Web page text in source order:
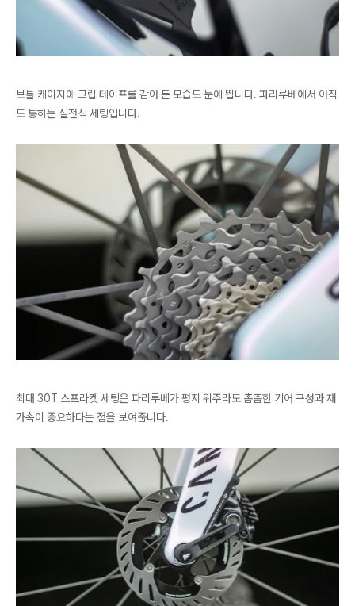
보틀 케이지에 그립 테이프를 감아 둔 모습도 눈에 띕니다. 파리루베에서 아직
도 통하는 실전식 세팅입니다.
최대 30T 스프라켓 세팅은 파리루베가 평지 위주라도 촘촘한 기어 구성과 재
가속이 중요하다는 점을 보여줍니다.